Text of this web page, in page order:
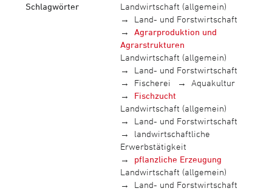
Schlagwörter
Landwirtschaft (allgemein)
Land- und Forstwirtschaft
Agrarproduktion und
Agrarstrukturen
Landwirtschaft (allgemein)
Land- und Forstwirtschaft
Fischerei
Aquakultur
Fischzucht
Landwirtschaft (allgemein)
Land- und Forstwirtschaft
landwirtschaftliche
Erwerbstätigkeit
pflanzliche Erzeugung
Landwirtschaft (allgemein)
Land- und Forstwirtschaft